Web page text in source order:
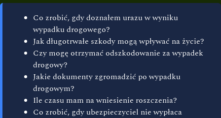
Co zrobić, gdy doznałem urazu w wyniku
wypadku drogowego?
Jak długotrwałe szkody mogą wpływać na życie?
Czy mogę otrzymać odszkodowanie za wypadek
drogowy?
Jakie dokumenty zgromadzić po wypadku
drogowym?
Ile czasu mam na wniesienie roszczenia?
Co zrobić, gdy ubezpieczyciel nie wypłaca